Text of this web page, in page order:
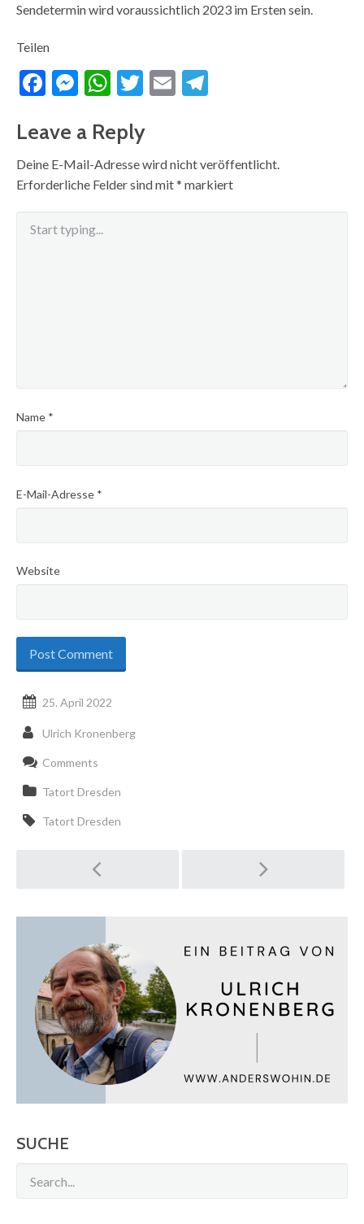
Sendetermin wird voraussichtlich 2023 im Ersten sein.
Teilen
Facebook
Messenger
WhatsApp
Twitter
Email
Leave a Reply
Deine E-Mail-Adresse wird nicht veröffentlicht.
Erforderliche Felder sind mit* markiert
Name *
E-Mail-Adresse *
Website
25. April 2022
Ulrich Kronenberg
Comments
Tatort Dresden
Tatort Dresden
Post
navigation
SUCHE